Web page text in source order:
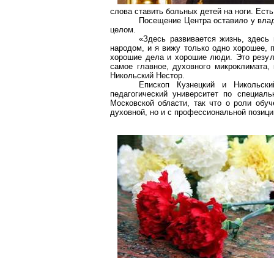
слова ставить больных детей на ноги.
Посещение Центра оставило у
целом.
«Здесь развивается жизнь,
народом, и я вижу только одно хорошее,
хорошие дела и хорошие люди. Это
самое главное, духовного
Никольский Нестор.
Епископ Кузнецкий и
педагогический университет по
Московской области, так что о роли
духовной, но и с профессиональной